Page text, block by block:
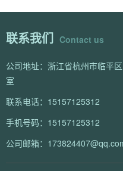
联系我们 Contact us
公司地址：浙江省杭州市临平
室
联系电话：15157125312
手机号码：15157125312
公司邮箱：